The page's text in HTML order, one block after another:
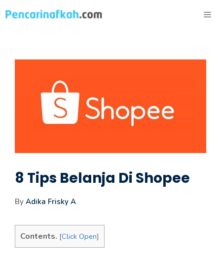
ke
8 Tips Belanja Di Shopee
By Adika Frisky A
Contents. [Click Open]